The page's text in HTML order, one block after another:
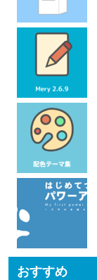
おすすめ